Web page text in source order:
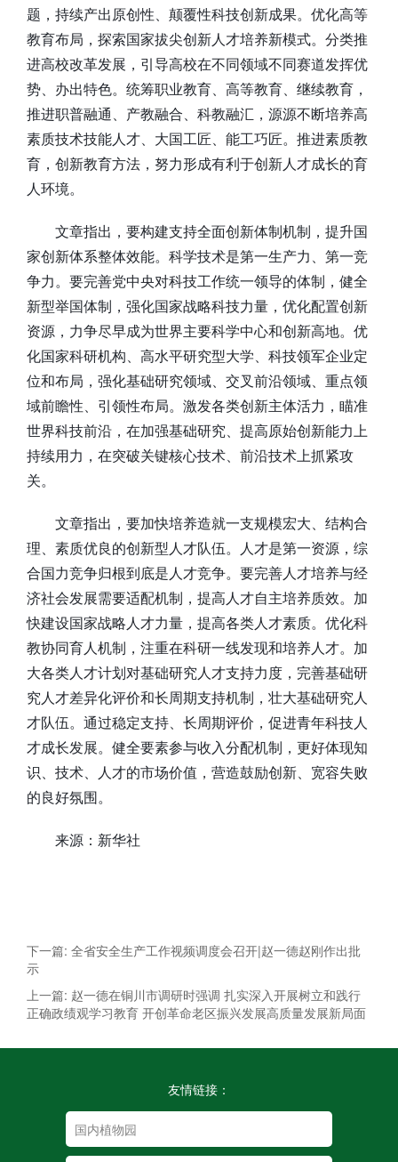
题，持续产出原创性、颠覆性科技创新成果。优化高等
教育布局，探索国家拔尖创新人才培养新模式。分类推
进高校改革发展，引导高校在不同领域不同赛道发挥优
势、办出特色。统筹职业教育、高等教育、继续教育，
推进职普融通、产教融合、科教融汇，源源不断培养高
素质技术技能人才、大国工匠、能工巧匠。推进素质教
育，创新教育方法，努力形成有利于创新人才成长的育
人环境。
文章指出，要构建支持全面创新体制机制，提升国
家创新体系整体效能。科学技术是第一生产力、第一竞
争力。要完善党中央对科技工作统一领导的体制，健全
新型举国体制，强化国家战略科技力量，优化配置创新
资源，力争尽早成为世界主要科学中心和创新高地。优
化国家科研机构、高水平研究型大学、科技领军企业定
位和布局，强化基础研究领域、交叉前沿领域、重点领
域前瞻性、引领性布局。激发各类创新主体活力，瞄准
世界科技前沿，在加强基础研究、提高原始创新能力上
持续用力，在突破关键核心技术、前沿技术上抓紧攻
关。
文章指出，要加快培养造就一支规模宏大、结构合
理、素质优良的创新型人才队伍。人才是第一资源，综
合国力竞争归根到底是人才竞争。要完善人才培养与经
济社会发展需要适配机制，提高人才自主培养质效。加
快建设国家战略人才力量，提高各类人才素质。优化科
教协同育人机制，注重在科研一线发现和培养人才。加
大各类人才计划对基础研究人才支持力度，完善基础研
究人才差异化评价和长周期支持机制，壮大基础研究人
才队伍。通过稳定支持、长周期评价，促进青年科技人
才成长发展。健全要素参与收入分配机制，更好体现知
识、技术、人才的市场价值，营造鼓励创新、宽容失败
的良好氛围。
来源：新华社
下一篇: 全省安全生产工作视频调度会召开|赵一德赵刚作出批
示
上一篇: 赵一德在铜川市调研时强调 扎实深入开展树立和践行
正确政绩观学习教育 开创革命老区振兴发展高质量发展新局面
友情链接：